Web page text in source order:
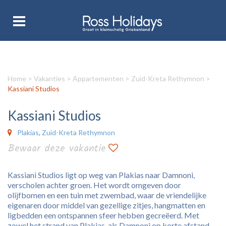
Home > Vakanties > Appartementen > Zuid-Kreta Rethymnon >
Kassiani Studios
Kassiani Studios
Plakias, Zuid-Kreta Rethymnon
Bewaar deze vakantie
Kassiani Studios ligt op weg van Plakias naar Damnoni,
verscholen achter groen. Het wordt omgeven door
olijfbomen en een tuin met zwembad, waar de vriendelijke
eigenaren door middel van gezellige zitjes, hangmatten en
ligbedden een ontspannen sfeer hebben gecreëerd. Met